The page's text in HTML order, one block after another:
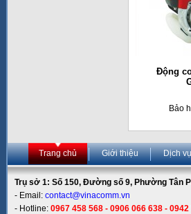
Động
Bảo
Trang chủ Giới thiệu Dịch vụ
Trụ sở 1: Số 150, Đường số 9, Phường Tân
- Email: contact@vinacomm.vn
- Hotline: 0967 458 568 - 0906 066 638 -